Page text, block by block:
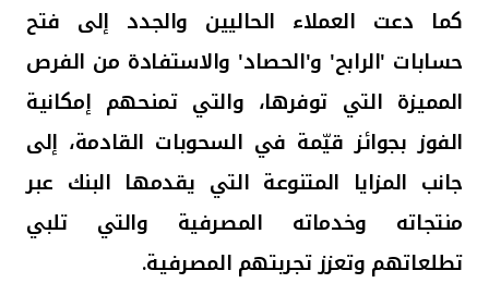
كما دعت العملاء الحاليين والجدد إلى فتح
حسابات 'الرابح' و'الحصاد' والاستفادة من الفرص
المميزة التي توفرها، والتي تمنحهم إمكانية
الفوز بجوائز قيّمة في السحوبات القادمة، إلى
جانب المزايا المتنوعة التي يقدمها البنك عبر
منتجاته وخدماته المصرفية والتي تلبي
تطلعاتهم وتعزز تجربتهم المصرفية.